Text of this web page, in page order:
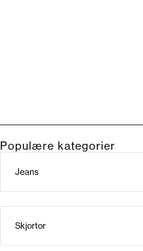
Populære kategorier
Jeans
Skjortor